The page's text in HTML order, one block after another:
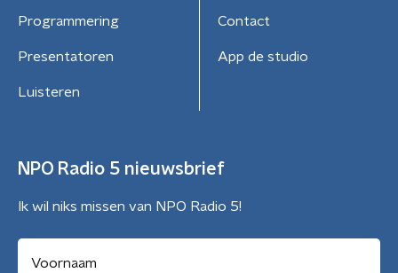
Programmering
Presentatoren
Luisteren
Contact
App de studio
NPO Radio 5 nieuwsbrief
Ik wil niks missen van NPO Radio 5!